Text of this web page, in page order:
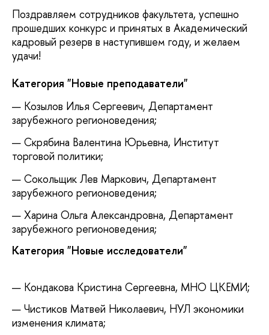
Поздравляем сотрудников факультета, успешно
прошедших конкурс и принятых в Академический
кадровый резерв в наступившем году, и желаем
удачи!
Категория "Новые преподаватели"
Козылов Илья Сергеевич, Департамент
зарубежного регионоведения;
Скрябина Валентина Юрьевна, Институт
торговой политики;
Сокольщик Лев Маркович, Департамент
зарубежного регионоведения;
Харина Ольга Александровна, Департамент
зарубежного регионоведения;
Категория "Новые исследователи"
Кондакова Кристина Сергеевна, МНО ЦКЕМИ;
Чистиков Матвей Николаевич, НУЛ экономики
изменения климата;